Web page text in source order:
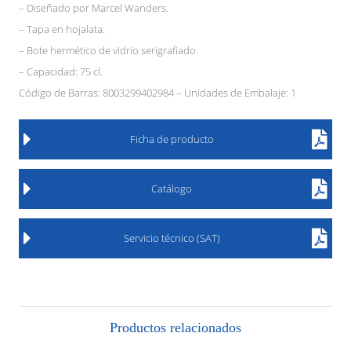
– Diseñado por Marcel Wanders.
– Tapa en hojalata.
– Bote hermético de vidrio serigrafiado.
– Capacidad: 75 cl.
Código de Barras: 8003299402984 – Unidades de Embalaje: 1
Ficha de producto
Catálogo
Servicio técnico (SAT)
Productos relacionados